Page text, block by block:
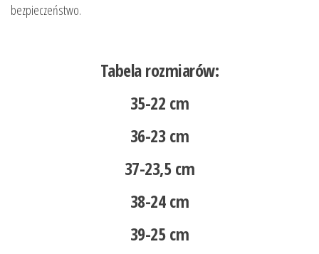
bezpieczeństwo.
Tabela rozmiarów:
35-22 cm
36-23 cm
37-23,5 cm
38-24 cm
39-25 cm